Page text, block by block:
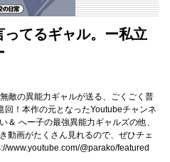
ってるギャル。ー私立
敵の異能力ギャルが送る、ごくごく普
！本作の元となったYoutubeチャンネ
＆ へー子の最強異能力ギャルズの他、
動画がたくさん見れるので、ぜひチェ
@parako/featured